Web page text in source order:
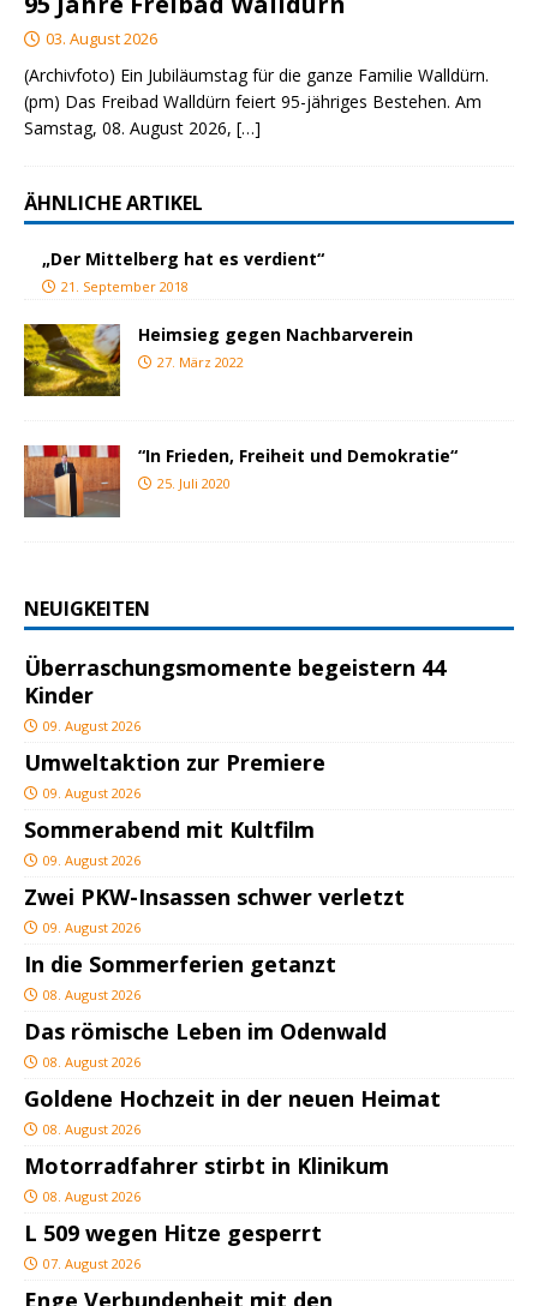
03. August 2026
(Archivfoto) Ein Jubiläumstag für die ganze Familie Walldürn.
(pm) Das Freibad Walldürn feiert 95-jähriges Bestehen. Am
Samstag, 08. August 2026, […]
ÄHNLICHE ARTIKEL
„Der Mittelberg hat es verdient“
21. September 2018
Heimsieg gegen Nachbarverein
27. März 2022
“In Frieden, Freiheit und Demokratie“
25. Juli 2020
NEUIGKEITEN
Überraschungsmomente begeistern 44
Kinder
09. August 2026
Umweltaktion zur Premiere
09. August 2026
Sommerabend mit Kultfilm
09. August 2026
Zwei PKW-Insassen schwer verletzt
09. August 2026
In die Sommerferien getanzt
08. August 2026
Das römische Leben im Odenwald
08. August 2026
Goldene Hochzeit in der neuen Heimat
08. August 2026
Motorradfahrer stirbt in Klinikum
08. August 2026
L 509 wegen Hitze gesperrt
07. August 2026
Enge Verbundenheit mit den